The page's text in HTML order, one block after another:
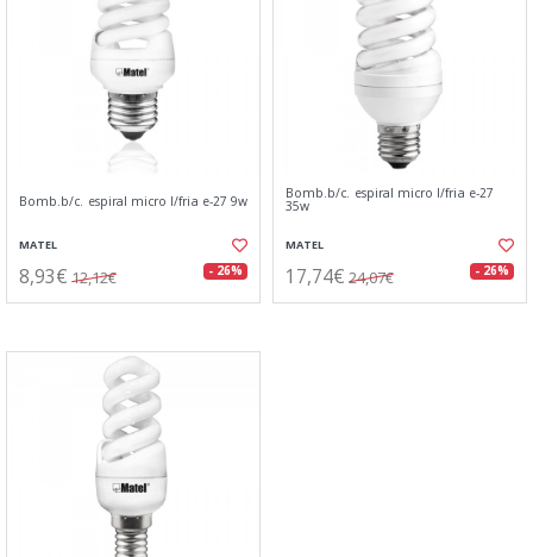
Bomb.b/c. espiral micro l/fria e-27 9w
MATEL
8,93€ 12,12€ - 26%
Bomb.b/c. espiral micro l/fria e-27
35w
MATEL
17,74€ 24,07€ - 26%